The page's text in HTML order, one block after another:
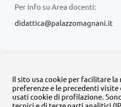
Per info su Area docenti:
didattica@palazzomagnani.it
© Copyright 2020 -2026 | Tutti i
Il sito usa cookie per facilitare
preferenze e le precedenti
usati cookie di profilazione.